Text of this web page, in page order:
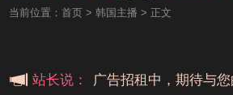
当前位置： 首页> 韩国主播 > 正文
站长说： 广告招租中，期待与